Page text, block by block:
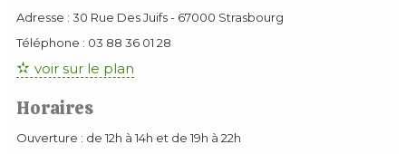
Adresse : 30 Rue Des Juifs- 67000 Strasbourg
Téléphone : 03 88 36 01 28
voir sur le plan
Horaires
Ouverture : de 12h à 14h et de 19h à 22h